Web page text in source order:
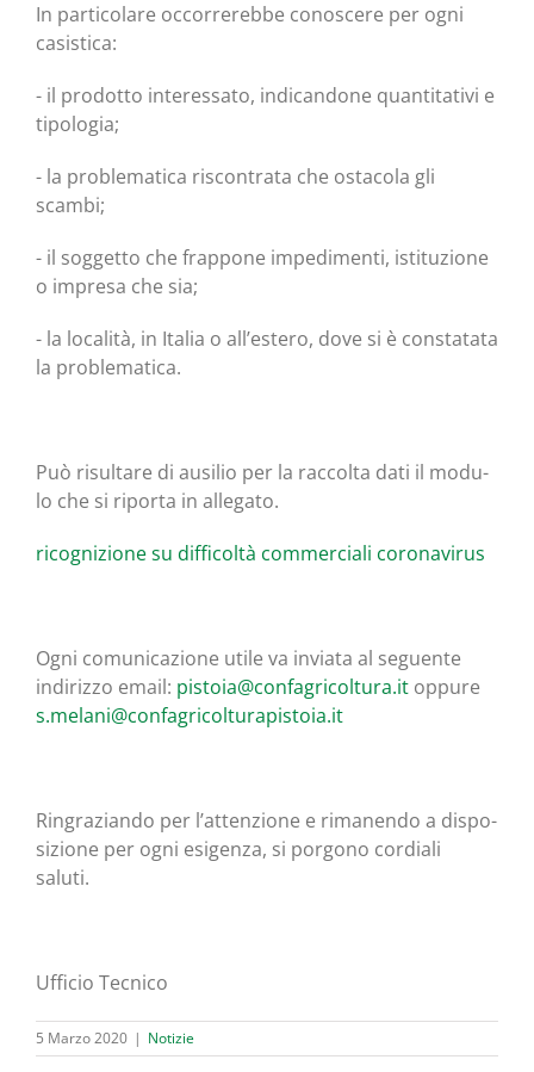
In par­ti­co­la­re occor­re­reb­be cono­sce­re per ogni
casistica:
- il pro­dot­to inte­res­sa­to, indi­can­do­ne quan­ti­ta­ti­vi e
tipologia;
- la pro­ble­ma­ti­ca riscon­tra­ta che osta­co­la gli
scambi;
- il sog­get­to che frap­po­ne impe­di­men­ti, isti­tu­zio­ne
o impre­sa che sia;
- la loca­li­tà, in Ita­lia o all’estero, dove si è con­sta­ta­ta
la problematica.
Può risul­ta­re di ausi­lio per la rac­col­ta dati il modu­
lo che si ripor­ta in allegato.
rico­gni­zio­ne su dif­fi­col­tà com­mer­cia­li coronavirus
Ogni comu­ni­ca­zio­ne uti­le va invia­ta al seguen­te
indi­riz­zo email: pistoia@confagricoltura.it oppu­re
s.melani@confagricolturapistoia.it
Rin­gra­zian­do per l’attenzione e rima­nen­do a dispo­
si­zio­ne per ogni esi­gen­za, si por­go­no cor­dia­li
saluti.
Uffi­cio Tecnico
5 Marzo 2020 | Notizie